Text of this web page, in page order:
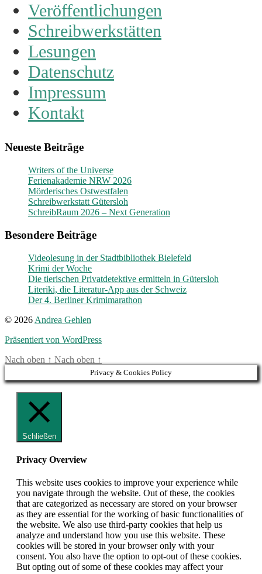
Veröffentlichungen
Schreibwerkstätten
Lesungen
Datenschutz
Impressum
Kontakt
Neueste Beiträge
Writers of the Universe
Ferienakademie NRW 2026
Mörderisches Ostwestfalen
Schreibwerkstatt Gütersloh
SchreibRaum 2026 – Next Generation
Besondere Beiträge
Videolesung in der Stadtbibliothek Bielefeld
Krimi der Woche
Die tierischen Privatdetektive ermitteln in Gütersloh
Literiki, die Literatur-App aus der Schweiz
Der 4. Berliner Krimimarathon
© 2026 Andrea Gehlen
Präsentiert von WordPress
Nach oben ↑ Nach oben ↑
Privacy & Cookies Policy
Schließen
Privacy Overview
This website uses cookies to improve your experience while
you navigate through the website. Out of these, the cookies
that are categorized as necessary are stored on your browser
as they are essential for the working of basic functionalities of
the website. We also use third-party cookies that help us
analyze and understand how you use this website. These
cookies will be stored in your browser only with your
consent. You also have the option to opt-out of these cookies.
But opting out of some of these cookies may affect your